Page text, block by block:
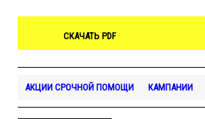
СКАЧАТЬ PDF
АКЦИИ СРОЧНОЙ ПОМОЩИ КАМПАНИИ